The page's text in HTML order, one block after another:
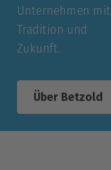
Unternehmen mit
Tradition und
Zukunft.
Über Betzold